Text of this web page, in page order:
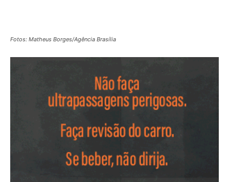
Fotos: Matheus Borges/Agência Brasília